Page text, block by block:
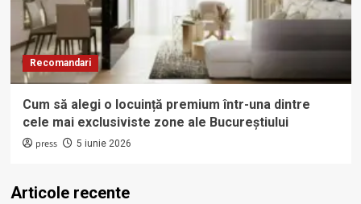
Recomandari
Cum să alegi o locuință premium într-una dintre
cele mai exclusiviste zone ale Bucureștiului
press 5 iunie 2026
Articole recente